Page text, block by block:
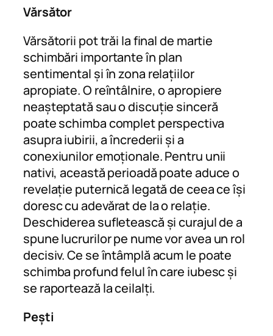
Vărsător
Vărsătorii pot trăi la final de martie
schimbări importante în plan
sentimental și în zona relațiilor
apropiate. O reîntâlnire, o apropiere
neașteptată sau o discuție sinceră
poate schimba complet perspectiva
asupra iubirii, a încrederii și a
conexiunilor emoționale. Pentru unii
nativi, această perioadă poate aduce o
revelație puternică legată de ceea ce își
doresc cu adevărat de la o relație.
Deschiderea sufletească și curajul de a
spune lucrurilor pe nume vor avea un rol
decisiv. Ce se întâmplă acum le poate
schimba profund felul în care iubesc și
se raportează la ceilalți.
Pești